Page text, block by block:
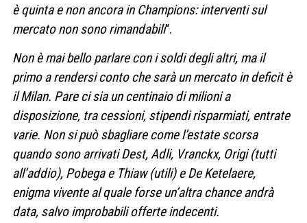
è quinta e non ancora in Champions: interventi sul
mercato non sono rimandabili“.
Non è mai bello parlare con i soldi degli altri, ma il
primo a rendersi conto che sarà un mercato in deficit è
il Milan. Pare ci sia un centinaio di milioni a
disposizione, tra cessioni, stipendi risparmiati, entrate
varie. Non si può sbagliare come l’estate scorsa
quando sono arrivati Dest, Adli, Vranckx, Origi (tutti
all’addio), Pobega e Thiaw (utili) e De Ketelaere,
enigma vivente al quale forse un’altra chance andrà
data, salvo improbabili offerte indecenti.